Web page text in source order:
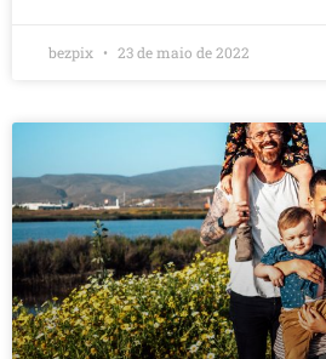
bezpix 23 de maio de 2022